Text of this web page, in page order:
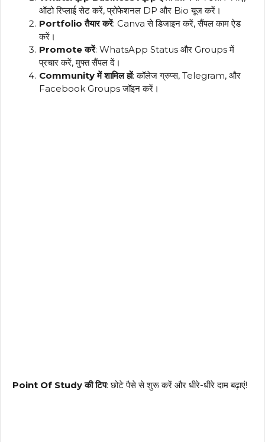
ऑटो रिप्लाई सेट करें, प्रोफेशनल DP और Bio यूज करें।
Portfolio तैयार करें: Canva से डिजाइन करें, सैंपल काम ऐड
करें।
Promote करें: WhatsApp Status और Groups में
प्रचार करें, मुफ्त सैंपल दें।
Community में शामिल हों: कॉलेज ग्रुप्स, Telegram, और
Facebook Groups जॉइन करें।
Point Of Study की टिप: छोटे पैसे से शुरू करें और धीरे-धीरे दाम बढ़ाएं!